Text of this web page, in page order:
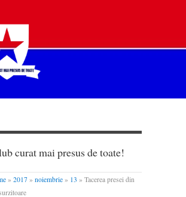
curat mai presus de toate!
» 2017 » noiembrie » 13 » Tacerea presei din